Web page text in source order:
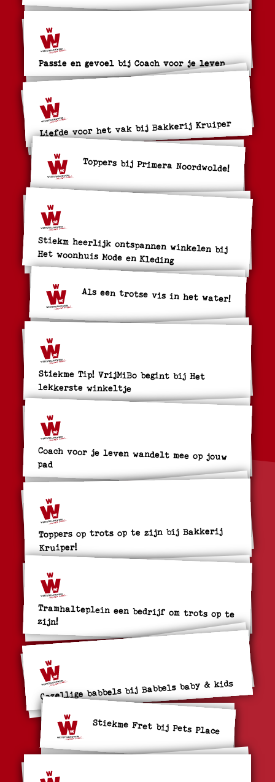
Passie en gevoel bij Coach voor je leven
Liefde voor het vak bij Bakkerij Kruiper
Toppers bij Primera Noordwolde!
Stiekm heerlijk ontspannen winkelen bij
Het woonhuis Mode en Kleding
Als een trotse vis in het water!
Stiekme Tip! VrijMiBo begint bij Het
lekkerste winkeltje
Coach voor je leven wandelt mee op jouw
pad
Toppers op trots op te zijn bij Bakkerij
Kruiper!
Tramhalteplein een bedrijf om trots op te
zijn!
Gezellige babbels bij Babbels baby & kids
Stiekme Fret bij Pets Place